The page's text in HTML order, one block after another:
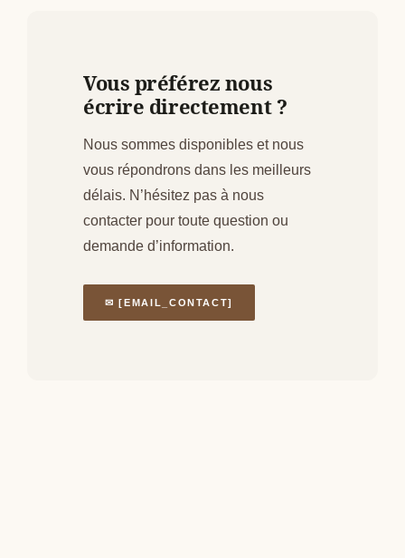
Vous préférez nous
écrire directement ?
Nous sommes disponibles et nous
vous répondrons dans les meilleurs
délais. N’hésitez pas à nous
contacter pour toute question ou
demande d’information.
✉ [EMAIL_CONTACT]